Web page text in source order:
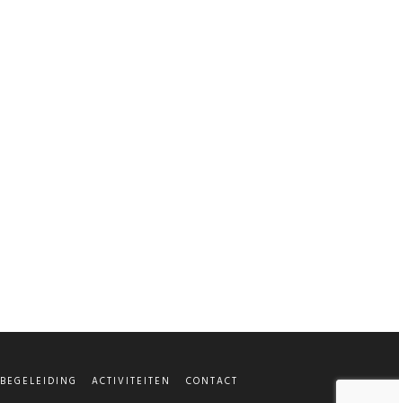
BEGELEIDING ACTIVITEITEN CONTACT